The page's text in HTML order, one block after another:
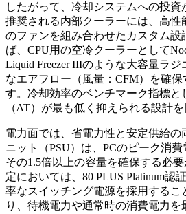
したがって、冷却システムへの投資
推奨される内部クーラーには、高性
のファンを組み合わせたカスタム設
ば、CPU用の空冷クーラーとして
Liquid Freezer IIIのような大容量ラ
なエアフロー（風量：CFM）を確保
す。冷却効率のベンチマーク指標と
（ΔT）が最も低く抑えられる設計を
電力面では、省電力性と安定供給
ニット（PSU）は、PCのピーク消費
その1.5倍以上の容量を確保する必
定においては、80 PLUS Platinum認
率なスイッチング電源を採用するこ
り、待機電力や通常時の消費電力